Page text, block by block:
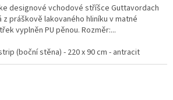
designové vchodové stříšce Guttavordach
z práškově lakovaného hliníku v matné
vyplněn PU pěnou. Rozměr:...
(boční stěna) - 220 x 90 cm - antracit